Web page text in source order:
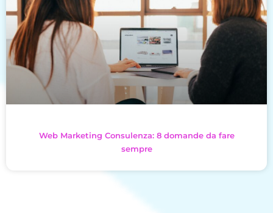
Web Marketing Consulenza: 8 domande da fare
sempre